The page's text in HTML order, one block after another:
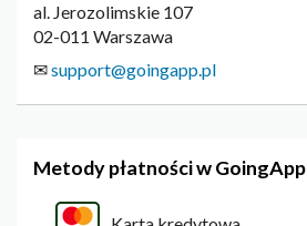
al. Jerozolimskie 107
02-011 Warszawa
✉support@goingapp.pl
Metody płatności w GoingApp